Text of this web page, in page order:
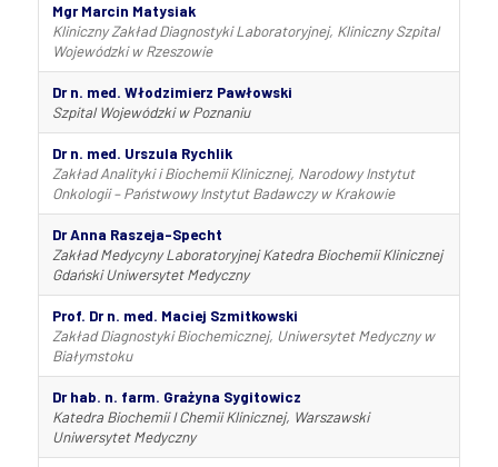
Mgr Marcin Matysiak
Kliniczny Zakład Diagnostyki Laboratoryjnej, Kliniczny Szpital
Wojewódzki w Rzeszowie
Dr n. med. Włodzimierz Pawłowski
Szpital Wojewódzki w Poznaniu
Dr n. med. Urszula Rychlik
Zakład Analityki i Biochemii Klinicznej, Narodowy Instytut
Onkologii – Państwowy Instytut Badawczy w Krakowie
Dr Anna Raszeja-Specht
Zakład Medycyny Laboratoryjnej Katedra Biochemii Klinicznej
Gdański Uniwersytet Medyczny
Prof. Dr n. med. Maciej Szmitkowski
Zakład Diagnostyki Biochemicznej, Uniwersytet Medyczny w
Białymstoku
Dr hab. n. farm. Grażyna Sygitowicz
Katedra Biochemii I Chemii Klinicznej, Warszawski
Uniwersytet Medyczny